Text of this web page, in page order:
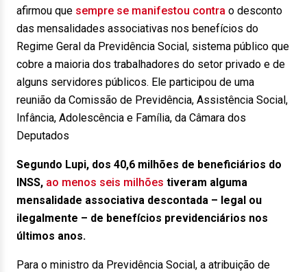
afirmou que sempre se manifestou contra o desconto
das mensalidades associativas nos benefícios do
Regime Geral da Previdência Social, sistema público que
cobre a maioria dos trabalhadores do setor privado e de
alguns servidores públicos. Ele participou de uma
reunião da Comissão de Previdência, Assistência Social,
Infância, Adolescência e Família, da Câmara dos
Deputados
Segundo Lupi, dos 40,6 milhões de beneficiários do
INSS, ao menos seis milhões tiveram alguma
mensalidade associativa descontada – legal ou
ilegalmente – de benefícios previdenciários nos
últimos anos.
Para o ministro da Previdência Social, a atribuição de